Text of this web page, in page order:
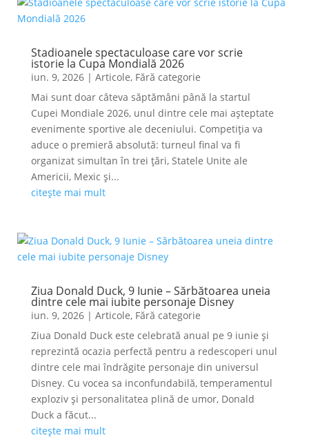
Stadioanele spectaculoase care vor scrie
istorie la Cupa Mondială 2026
iun. 9, 2026| Articole, Fără categorie
Mai sunt doar câteva săptămâni până la startul
Cupei Mondiale 2026, unul dintre cele mai așteptate
evenimente sportive ale deceniului. Competiția va
aduce o premieră absolută: turneul final va fi
organizat simultan în trei țări, Statele Unite ale
Americii, Mexic și...
citește mai mult
Ziua Donald Duck, 9 Iunie – Sărbătoarea uneia
dintre cele mai iubite personaje Disney
iun. 9, 2026| Articole, Fără categorie
Ziua Donald Duck este celebrată anual pe 9 iunie și
reprezintă ocazia perfectă pentru a redescoperi unul
dintre cele mai îndrăgite personaje din universul
Disney. Cu vocea sa inconfundabilă, temperamentul
exploziv și personalitatea plină de umor, Donald
Duck a făcut...
citește mai mult